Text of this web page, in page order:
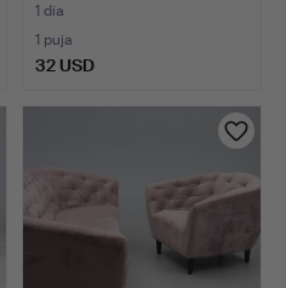
1 día
1 puja
32 USD